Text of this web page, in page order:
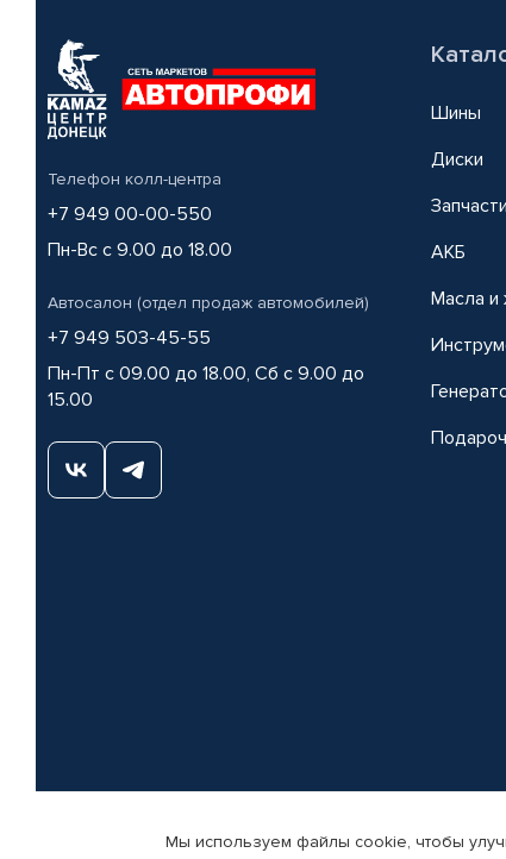
Телефон колл-центра
+7 949 00-00-550
Пн-Вс с 9.00 до 18.00
Автосалон (отдел продаж автомобилей)
+7 949 503-45-55
Пн-Пт с 09.00 до 18.00, Сб с 9.00 до
15.00
Шины
Диски
Запчасти
АКБ
Масла и
© КАМАЗ ЦЕНТР ДОНЕЦК, 2015-2026. Все права защищены.
Мы используем файлы cookie, чтобы